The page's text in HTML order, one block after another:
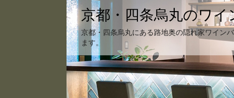
京都・四条烏丸のワ
京都・四条烏丸にある路地奥の隠れ家ワイン
ます。